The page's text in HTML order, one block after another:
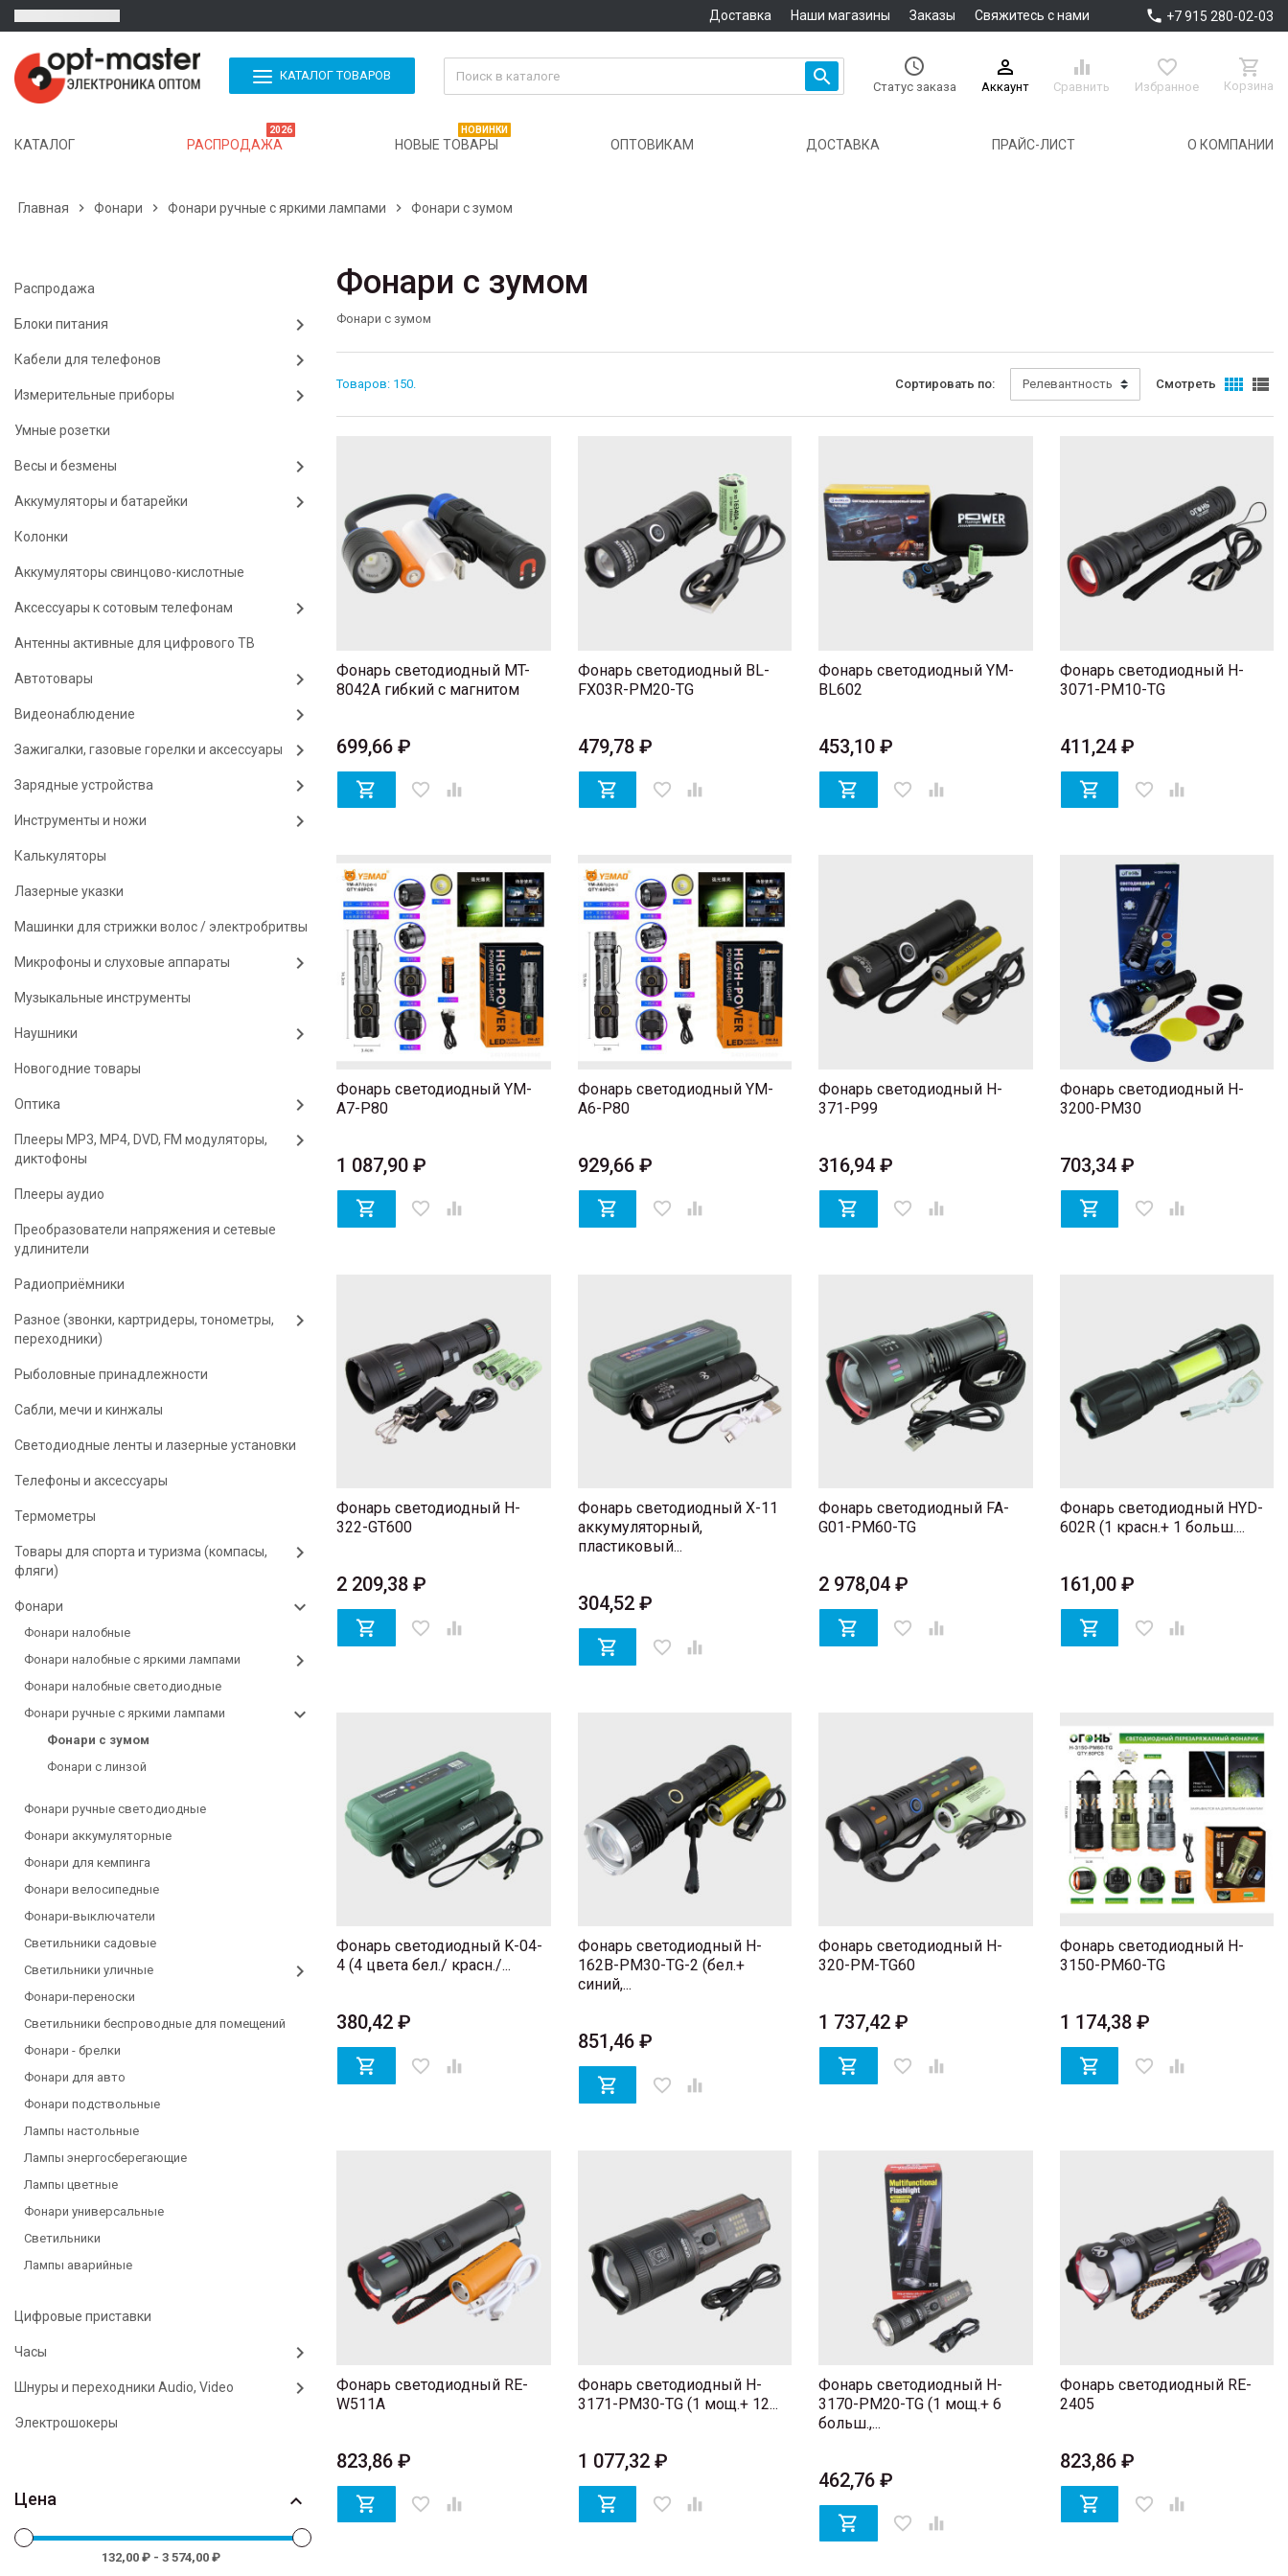
Доставка Наши магазины Заказы Свяжитесь с нами  +7 915 280-02-03
КАТАЛОГ ТОВАРОВ  
Статус заказа

Аккаунт

Сравнить

Избранное

Корзина
КАТАЛОГ РАСПРОДАЖА
2026
НОВЫЕ ТОВАРЫ
НОВИНКИ
ОПТОВИКАМ ДОСТАВКА ПРАЙС-ЛИСТ О КОМПАНИИ
Главная  Фонари  Фонари ручные с яркими лампами  Фонари с зумом
Распродажа
Блоки питания
Кабели для телефонов
Измерительные приборы
Умные розетки
Весы и безмены
Аккумуляторы и батарейки
Колонки
Аккумуляторы свинцово-кислотные
Аксессуары к сотовым телефонам
Антенны активные для цифрового ТВ
Автотовары
Видеонаблюдение
Зажигалки, газовые горелки и аксессуары
Зарядные устройства
Инструменты и ножи
Калькуляторы
Лазерные указки
Машинки для стрижки волос / электробритвы
Микрофоны и слуховые аппараты
Музыкальные инструменты
Наушники
Новогодние товары
Оптика
Плееры MP3, MP4, DVD, FM модуляторы,
диктофоны
Плееры аудио
Преобразователи напряжения и сетевые
удлинители
Радиоприёмники
Разное (звонки, картридеры, тонометры,
переходники)
Рыболовные принадлежности
Сабли, мечи и кинжалы
Светодиодные ленты и лазерные установки
Телефоны и аксессуары
Термометры
Товары для спорта и туризма (компасы,
фляги)
Фонари
Фонари налобные
Фонари налобные с яркими лампами
Фонари налобные светодиодные
Фонари ручные с яркими лампами
Фонари с зумом
Фонари с линзой
Фонари ручные светодиодные
Фонари аккумуляторные
Фонари для кемпинга
Фонари велосипедные
Фонари-выключатели
Светильники садовые
Светильники уличные
Фонари-переноски
Светильники беспроводные для помещений
Фонари - брелки
Фонари для авто
Фонари подствольные
Лампы настольные
Лампы энергосберегающие
Лампы цветные
Фонари универсальные
Светильники
Лампы аварийные
Цифровые приставки
Часы
Шнуры и переходники Audio, Video
Электрошокеры
Цена 
132,00 ₽ - 3 574,00 ₽
Фонари с зумом
Фонари с зумом
Сортировать по: Релевантность Смотреть  
Товаров: 150.
Фонарь светодиодный MT-
8042A гибкий с магнитом
699,66 ₽
 favorite_border 
Фонарь светодиодный BL-
FX03R-PM20-TG
479,78 ₽
 favorite_border 
Фонарь светодиодный YM-
BL602
453,10 ₽
 favorite_border 
Фонарь светодиодный H-
3071-PM10-TG
411,24 ₽
 favorite_border 
Фонарь светодиодный YM-
A7-P80
1 087,90 ₽
 favorite_border 
Фонарь светодиодный YM-
A6-P80
929,66 ₽
 favorite_border 
Фонарь светодиодный H-
371-P99
316,94 ₽
 favorite_border 
Фонарь светодиодный H-
3200-PM30
703,34 ₽
 favorite_border 
Фонарь светодиодный H-
322-GT600
2 209,38 ₽
 favorite_border 
Фонарь светодиодный X-11
аккумуляторный,
пластиковый...
304,52 ₽
 favorite_border 
Фонарь светодиодный FA-
G01-PM60-TG
2 978,04 ₽
 favorite_border 
Фонарь светодиодный HYD-
602R (1 красн.+ 1 больш....
161,00 ₽
 favorite_border 
Фонарь светодиодный K-04-
4 (4 цвета бел./ красн./...
380,42 ₽
 favorite_border 
Фонарь светодиодный H-
162B-PM30-TG-2 (бел.+
синий,...
851,46 ₽
 favorite_border 
Фонарь светодиодный H-
320-PM-TG60
1 737,42 ₽
 favorite_border 
Фонарь светодиодный H-
3150-PM60-TG
1 174,38 ₽
 favorite_border 
Фонарь светодиодный RE-
W511A
823,86 ₽
 favorite_border 
Фонарь светодиодный H-
3171-PM30-TG (1 мощ.+ 12...
1 077,32 ₽
 favorite_border 
Фонарь светодиодный H-
3170-PM20-TG (1 мощ.+ 6
больш.,...
462,76 ₽
 favorite_border 
Фонарь светодиодный RE-
2405
823,86 ₽
 favorite_border 